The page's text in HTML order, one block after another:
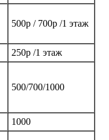
500р / 700р /1 этаж
250р /1 этаж
500/700/1000
1000